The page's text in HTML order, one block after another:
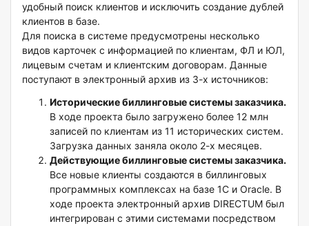
удобный поиск клиентов и исключить создание дублей
клиентов в базе.
Для поиска в системе предусмотрены несколько
видов карточек с информацией по клиентам, ФЛ и ЮЛ,
лицевым счетам и клиентским договорам. Данные
поступают в электронный архив из 3-х источников:
Исторические биллинговые системы заказчика.
В ходе проекта было загружено более 12 млн
записей по клиентам из 11 исторических систем.
Загрузка данных заняла около 2-х месяцев.
Действующие биллинговые системы заказчика.
Все новые клиенты создаются в биллинговых
программных комплексах на базе 1С и Oracle. В
ходе проекта электронный архив DIRECTUM был
интегрирован с этими системами посредством